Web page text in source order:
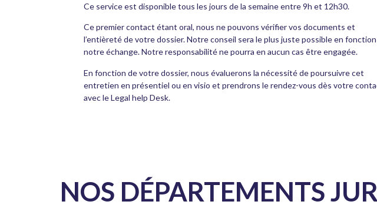
Ce service est disponible tous les jours de la semaine entre 9h et 12h30.
Ce premier contact étant oral, nous ne pouvons vérifier vos documents et
l’entièreté de votre dossier. Notre conseil sera le plus juste possible en
notre échange. Notre responsabilité ne pourra en aucun cas être engagée.
En fonction de votre dossier, nous évaluerons la nécessité de poursuivre cet
entretien en présentiel ou en visio et prendrons le rendez-vous dès votre
avec le Legal help Desk.
NOS DÉPARTEMENTS